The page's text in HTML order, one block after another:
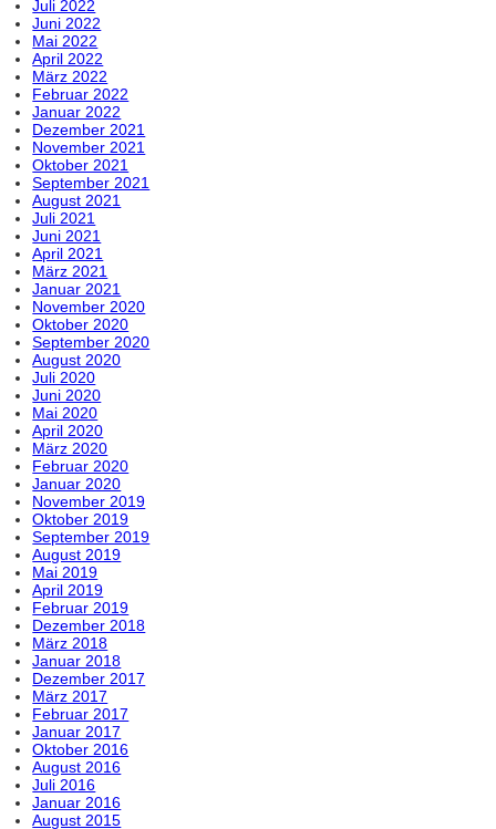
Juli 2022
Juni 2022
Mai 2022
April 2022
März 2022
Februar 2022
Januar 2022
Dezember 2021
November 2021
Oktober 2021
September 2021
August 2021
Juli 2021
Juni 2021
April 2021
März 2021
Januar 2021
November 2020
Oktober 2020
September 2020
August 2020
Juli 2020
Juni 2020
Mai 2020
April 2020
März 2020
Februar 2020
Januar 2020
November 2019
Oktober 2019
September 2019
August 2019
Mai 2019
April 2019
Februar 2019
Dezember 2018
März 2018
Januar 2018
Dezember 2017
März 2017
Februar 2017
Januar 2017
Oktober 2016
August 2016
Juli 2016
Januar 2016
August 2015